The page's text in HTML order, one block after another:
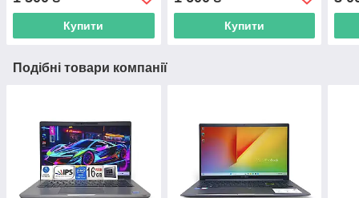
Купити Купити
Подібні товари компанії